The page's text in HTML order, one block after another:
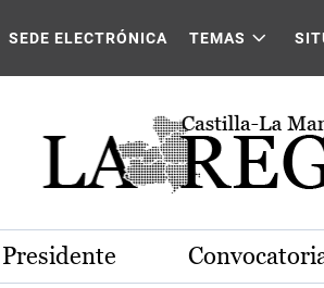
La Mancha
SEDE ELECTRÓNICA TEMAS